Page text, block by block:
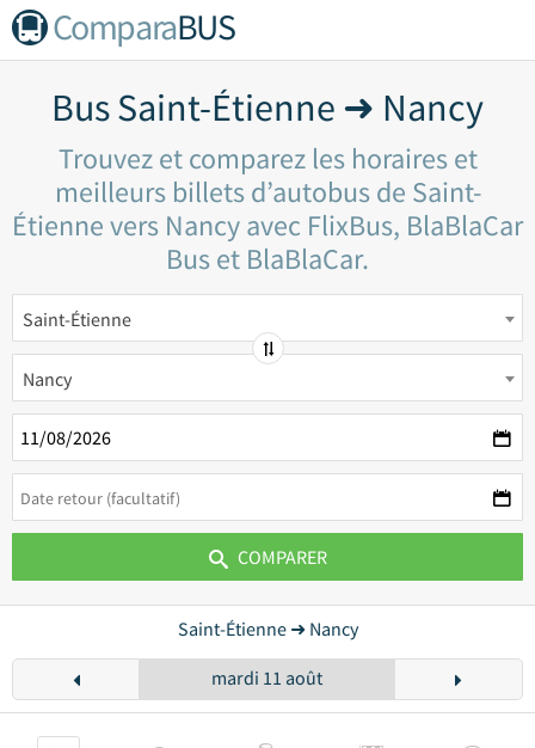
ComparaBUS
Bus Saint-Étienne ➜ Nancy
Trouvez et comparez les horaires et
meilleurs billets d’autobus de Saint-
Étienne vers Nancy avec FlixBus, BlaBlaCar
Bus et BlaBlaCar.
Saint-Étienne
Nancy
COMPARER
Saint-Étienne ➜ Nancy
mardi 11 août